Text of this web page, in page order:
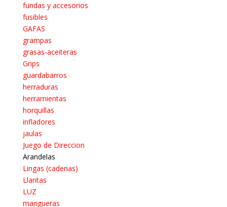
fundas y accesorios
fusibles
GAFAS
grampas
grasas-aceiteras
Grips
guardabarros
herraduras
herramientas
horquillas
infladores
jaulas
Juego de Direccion
Arandelas
Lingas (cadenas)
Llantas
LUZ
mangueras